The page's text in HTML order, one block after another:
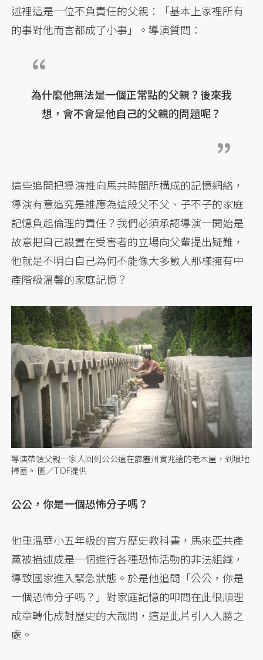
述裡這是一位不負責任的父親：「基本上家裡所有
的事對他而言都成了小事」。導演質問：
為什麼他無法是一個正常點的父親？後來我
想，會不會是他自己的父親的問題呢？
這些追問把導演推向馬共時間所構成的記憶網絡，
導演有意追究是誰應為這段父不父、子不子的家庭
記憶負起倫理的責任？我們必須承認導演一開始是
故意把自己設置在受害者的立場向父輩提出疑難，
他就是不明白自己為何不能像大多數人那樣擁有中
產階級溫馨的家庭記憶？
導演帶領父親一家人回到公公遠在霹靂州實兆遠的老木屋，到墳地
掃墓。 圖／TIDF提供
公公，你是一個恐怖分子嗎？
他重溫華小五年級的官方歷史教科書，馬來亞共產
黨被描述成是一個進行各種恐怖活動的非法組織，
導致國家進入緊急狀態。於是他追問「公公，你是
一個恐怖分子嗎？」對家庭記憶的叩問在此很順理
成章轉化成對歷史的大哉問，這是此片引人入勝之
處。